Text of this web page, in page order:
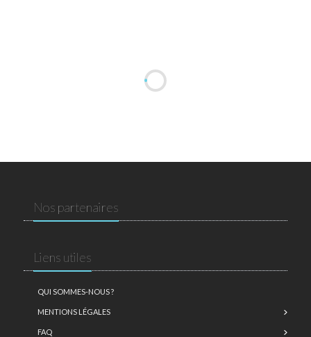
Nos partenaires
Liens utiles
QUI SOMMES-NOUS ?
MENTIONS LÉGALES
FAQ